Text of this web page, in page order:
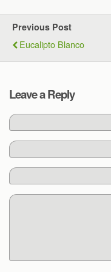
Previous Post
Eucalipto Blanco
Leave a Reply